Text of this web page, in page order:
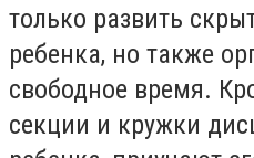
только развить
ребенка, но также
свободное время.
секции и кружки